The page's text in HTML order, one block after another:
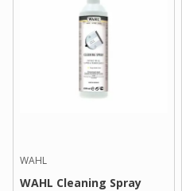
WAHL
WAHL Cleaning Spray